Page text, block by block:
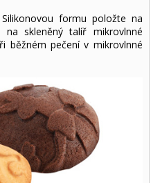
Silikonovou formu položte na
skleněný talíř mikrovlnné
běžném pečení v mikrovlnné